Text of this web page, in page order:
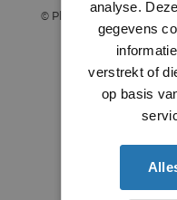
© Plintenstunter 2026
analyse.
gegevens
verstrekt of
op basis